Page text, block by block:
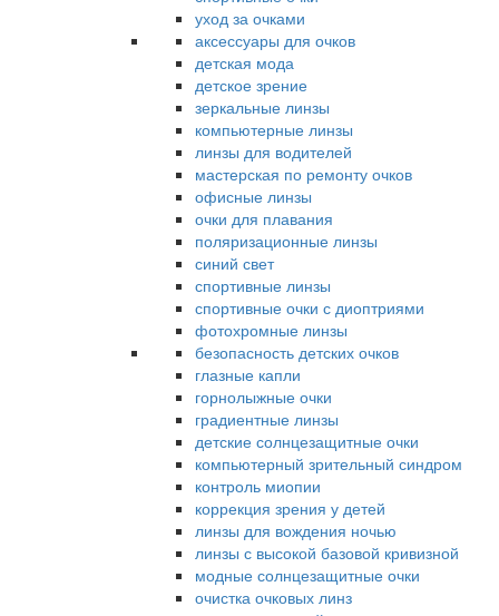
уход за очками
аксессуары для очков
детская мода
детское зрение
зеркальные линзы
компьютерные линзы
линзы для водителей
мастерская по ремонту очков
офисные линзы
очки для плавания
поляризационные линзы
синий свет
спортивные линзы
спортивные очки с диоптриями
фотохромные линзы
безопасность детских очков
глазные капли
горнолыжные очки
градиентные линзы
детские солнцезащитные очки
компьютерный зрительный синдром
контроль миопии
коррекция зрения у детей
линзы для вождения ночью
линзы с высокой базовой кривизной
модные солнцезащитные очки
очистка очковых линз